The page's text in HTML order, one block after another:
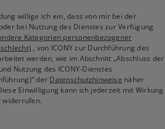
willige ich ein, dass von mir bei der
bei Nutzung des Dienstes zur Verfügung
Kategorien personenbezogener
, von ICONY zur Durchführung des
werden, wie im Abschnitt „Abschluss der
Nutzung des ICONY-Dienstes
der Datenschutzhinweise näher
Einwilligung kann ich jederzeit mit Wirkung
widerrufen.